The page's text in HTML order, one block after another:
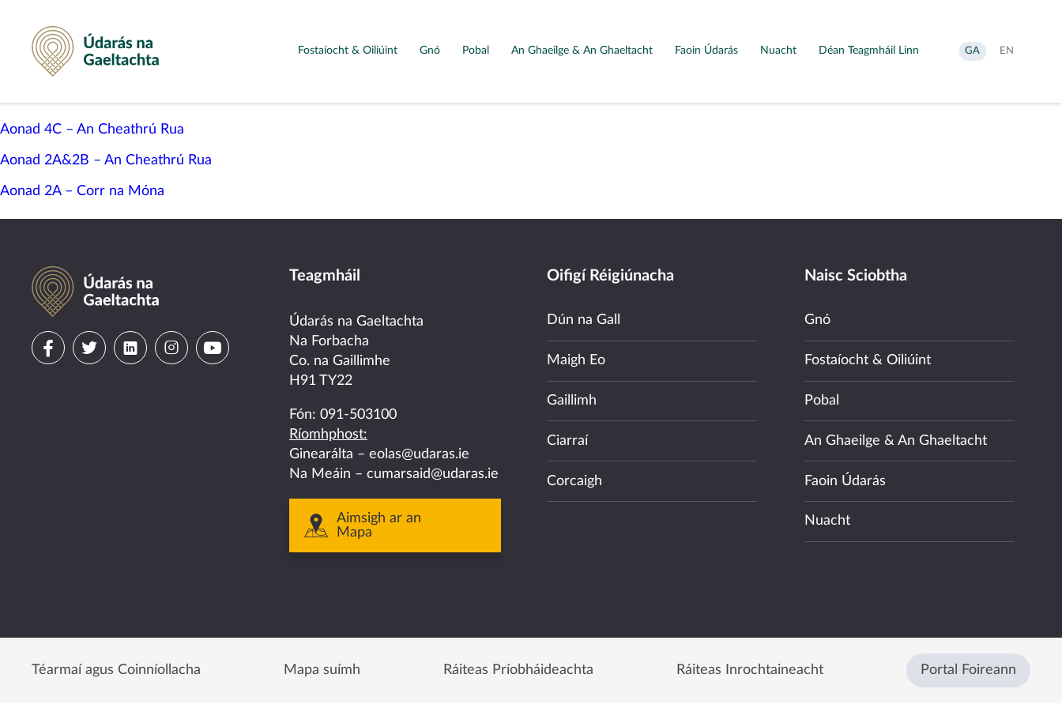
Údarás na Gaeltachta
Fostaíocht & Oiliúint Gnó Pobal An Ghaeilge & An Ghaeltacht Faoin Údarás Nuacht Déan Teagmháil Linn
Aistrigh
go
GA
Change
EN
Aonad 4C – An Cheathrú Rua
Aonad 2A&2B – An Cheathrú Rua
Aonad 2A – Corr na Móna
Údarás na Gaeltachta
VisitVisitVisitVisit
instagram
Visit
youtube
Teagmháil
Údarás na Gaeltachta
Na Forbacha
Co. na Gaillimhe
H91 TY22
Fón: 091-503100
Ríomhphost:
Ginearálta – eolas@udaras.ie
Na Meáin – cumarsaid@udaras.ie
Aimsigh ar an
Mapa
Oifigí Réigiúnacha
Dún na Gall
Maigh Eo
Gaillimh
Ciarraí
Corcaigh
Naisc Sciobtha
Gnó
Fostaíocht & Oiliúint
Pobal
An Ghaeilge & An Ghaeltacht
Faoin Údarás
Nuacht
Téarmaí agus Coinníollacha Mapa suímh Ráiteas Príobháideachta Ráiteas Inrochtaineacht Portal Foireann